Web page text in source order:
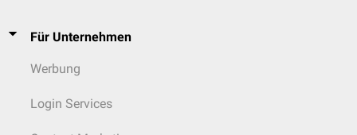
Für Unternehmen
Werbung
Login Services